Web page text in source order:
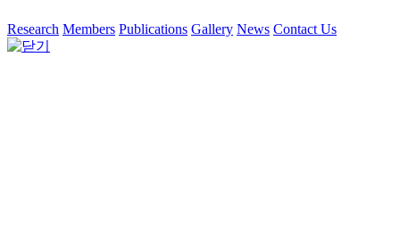
Research Members Publications Gallery News Contact Us